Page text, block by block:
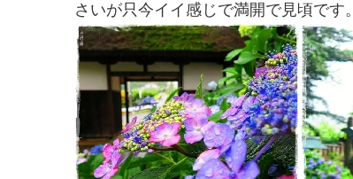
さいが只今イイ感じで満開で見頃です。